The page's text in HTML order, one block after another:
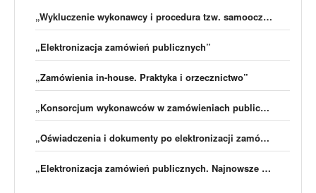
„Wykluczenie wykonawcy i procedura tzw. samooczyszczenia – Praktyka, Przykłady, Błędy”
„Elektronizacja zamówień publicznych”
„Zamówienia in-house. Praktyka i orzecznictwo”
„Konsorcjum wykonawców w zamówieniach publicznych”
„Oświadczenia i dokumenty po elektronizacji zamówień publicznych”
„Elektronizacja zamówień publicznych. Najnowsze orzecznictwo KIO, opinie, praktyczne przykłady”